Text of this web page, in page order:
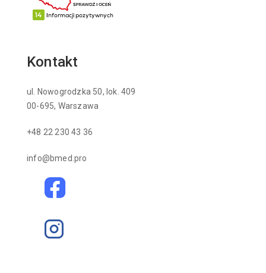
Kontakt
ul. Nowogrodzka 50, lok. 409
00-695, Warszawa
+48 22 230 43 36
info@bmed.pro